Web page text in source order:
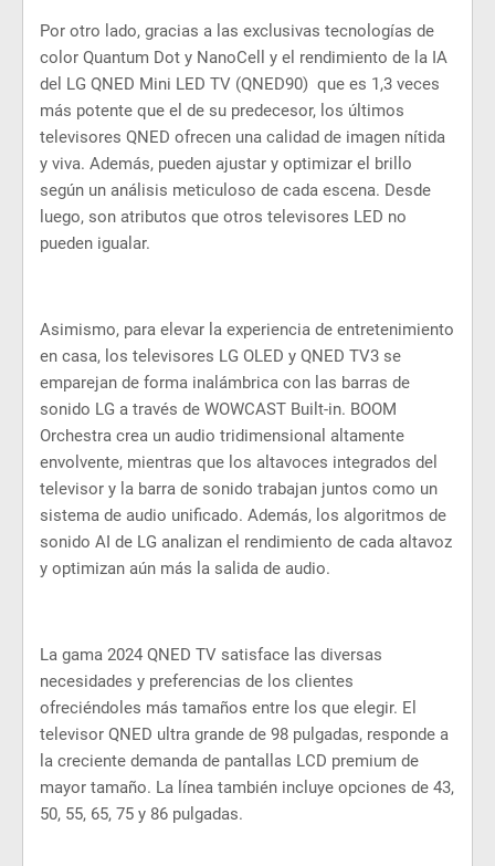
Por otro lado, gracias a las exclusivas tecnologías de
color Quantum Dot y NanoCell y el rendimiento de la IA
del LG QNED Mini LED TV (QNED90) que es 1,3 veces
más potente que el de su predecesor, los últimos
televisores QNED ofrecen una calidad de imagen nítida
y viva. Además, pueden ajustar y optimizar el brillo
según un análisis meticuloso de cada escena. Desde
luego, son atributos que otros televisores LED no
pueden igualar.
Asimismo, para elevar la experiencia de entretenimiento
en casa, los televisores LG OLED y QNED TV3 se
emparejan de forma inalámbrica con las barras de
sonido LG a través de WOWCAST Built-in. BOOM
Orchestra crea un audio tridimensional altamente
envolvente, mientras que los altavoces integrados del
televisor y la barra de sonido trabajan juntos como un
sistema de audio unificado. Además, los algoritmos de
sonido AI de LG analizan el rendimiento de cada altavoz
y optimizan aún más la salida de audio.
La gama 2024 QNED TV satisface las diversas
necesidades y preferencias de los clientes
ofreciéndoles más tamaños entre los que elegir. El
televisor QNED ultra grande de 98 pulgadas, responde a
la creciente demanda de pantallas LCD premium de
mayor tamaño. La línea también incluye opciones de 43,
50, 55, 65, 75 y 86 pulgadas.